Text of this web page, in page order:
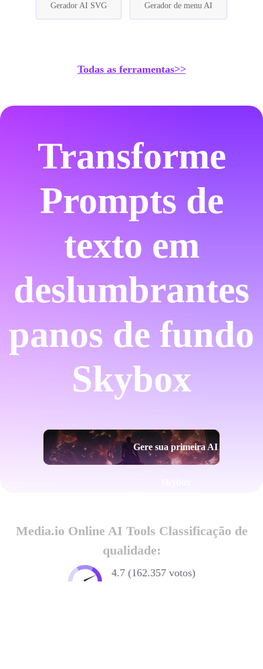
Gerador AI SVG Gerador de menu AI
Todas as ferramentas>>
Transforme
Prompts de
texto em
deslumbrantes
panos de fundo
Skybox
Gere sua primeira AI
Media.io Online AI Tools Classificação de
qualidade:
4.7 (162.357 votos)